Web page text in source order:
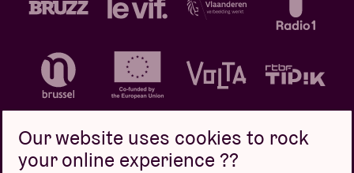
Our website uses cookies to rock
your online experience ??